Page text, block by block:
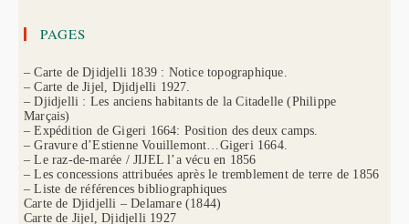
PAGES
– Carte de Djidjelli 1839 : Notice topographique.
– Carte de Jijel, Djidjelli 1927.
– Djidjelli : Les anciens habitants de la Citadelle (Philippe
Marçais)
– Expédition de Gigeri 1664: Position des deux camps.
– Gravure d’Estienne Vouillemont…Gigeri 1664.
– Le raz-de-marée / JIJEL l’a vécu en 1856
– Les concessions attribuées après le tremblement de terre de 1856
– Liste de références bibliographiques
Carte de Djidjelli – Delamare (1844)
Carte de Jijel, Djidjelli 1927